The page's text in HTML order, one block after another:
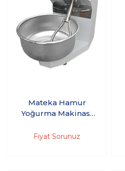
Mateka Hamur
Yoğurma Makinası
360Km - Kapaklı
Fiyat Sorunuz